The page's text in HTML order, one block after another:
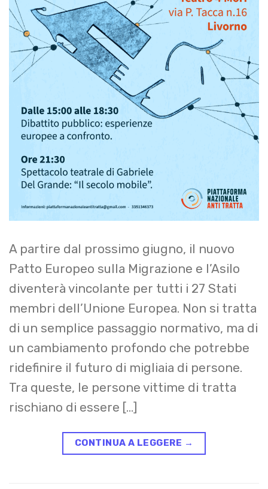
A partire dal prossimo giugno, il nuovo
Patto Europeo sulla Migrazione e l’Asilo
diventerà vincolante per tutti i 27 Stati
membri dell’Unione Europea. Non si tratta
di un semplice passaggio normativo, ma di
un cambiamento profondo che potrebbe
ridefinire il futuro di migliaia di persone.
Tra queste, le persone vittime di tratta
rischiano di essere […]
CONTINUA A LEGGERE →